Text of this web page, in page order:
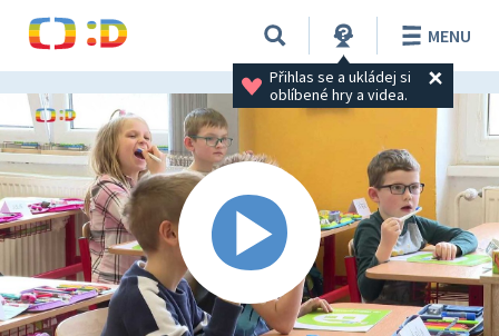
Přihlas se a ukládej si
oblíbené hry a videa.
MENU